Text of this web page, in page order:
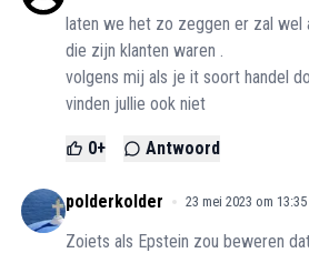
laten we het zo zeggen er zal wel
die zijn klanten waren .
volgens mij als je it soort handel
vinden jullie ook niet
0+ Antwoord
polderkolder 23 mei 2023 om 13:35
Zoiets als Epstein zou beweren